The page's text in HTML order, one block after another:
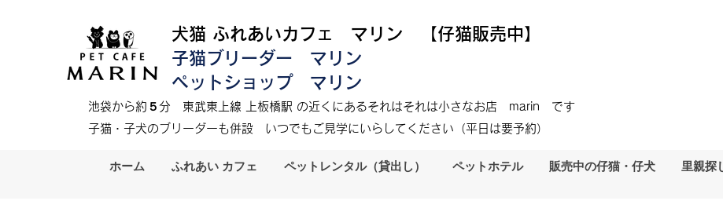
犬猫 ふれあいカフェ マリン 【仔猫販売中】
子猫ブリーダー マリン
​池袋から約５分 東武東上線 上板橋駅 の近くにあるそれはそれは小さなお店 marin です
​子猫・子犬のブリーダーも併設 いつでもご見学にいらしてください（平日は要予約）
ペットショップ マリン
ホーム ふれあい カフェ ペットレンタル（貸出し） ペットホテル 販売中の仔猫・仔犬 里親探